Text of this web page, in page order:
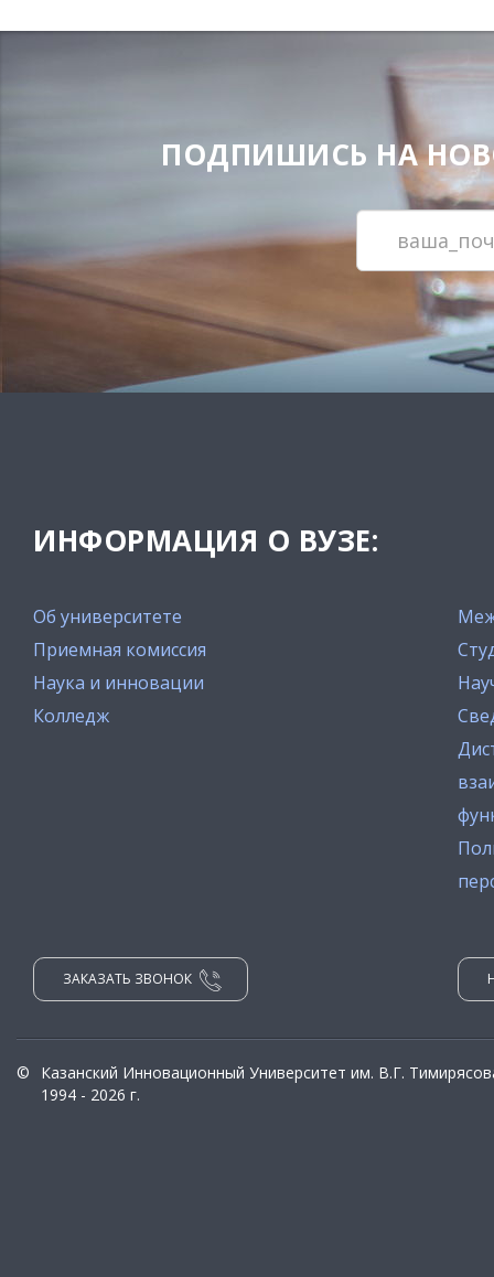
ПОДПИШИСЬ НА
ИНФОРМАЦИЯ О ВУЗЕ:
Об университете
Приемная комиссия
Наука и инновации
Колледж
ЗАКАЗАТЬ ЗВОНОК
©
Казанский Инновационный Университет им. В.Г.
1994 - 2026 г.